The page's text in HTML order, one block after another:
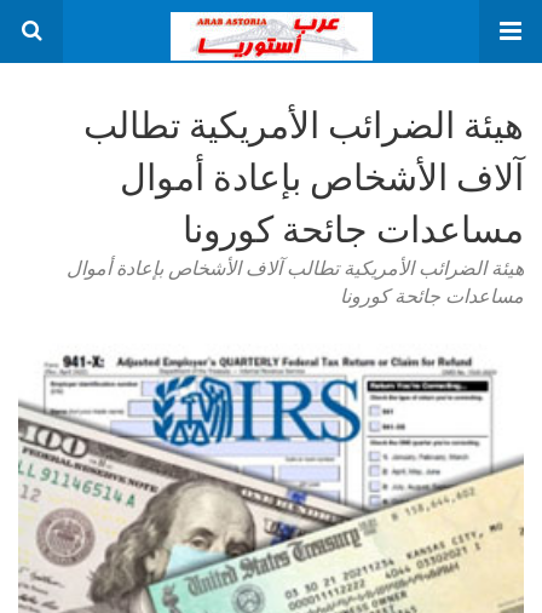
هيئة الضرائب الأمريكية تطالب
آلاف الأشخاص بإعادة أموال
مساعدات جائحة كورونا
هيئة الضرائب الأمريكية تطالب آلاف الأشخاص بإعادة أموال
مساعدات جائحة كورونا